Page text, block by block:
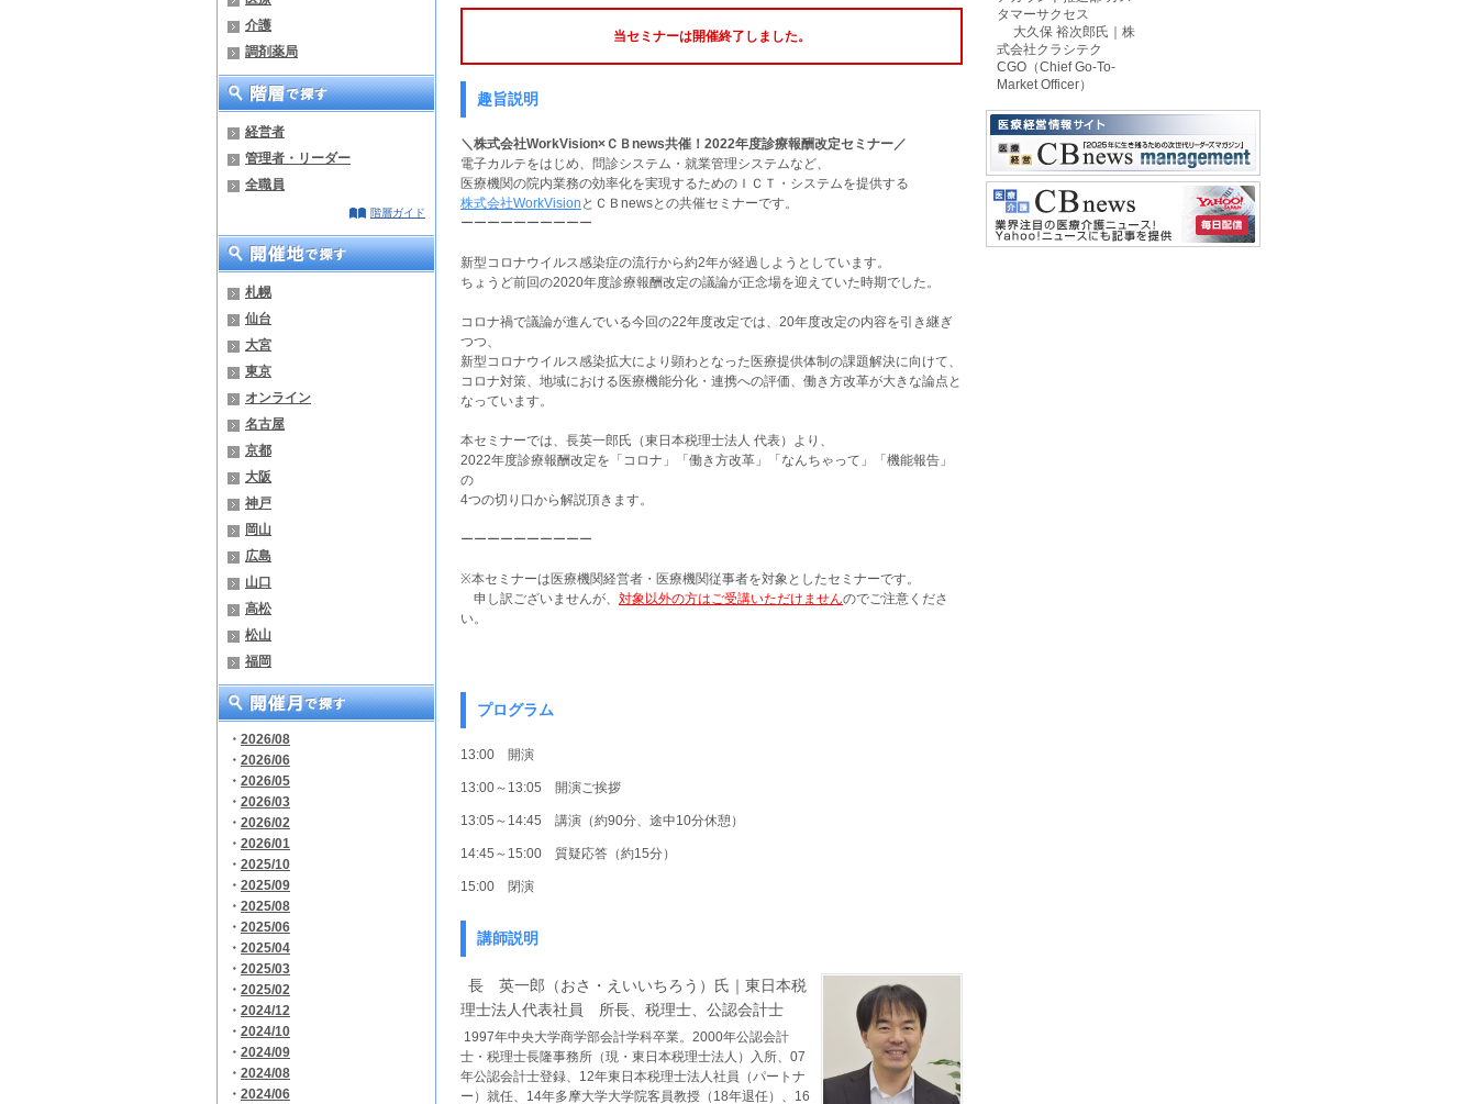
介護
調剤薬局
経営者
管理者・リーダー
全職員
階層ガイド
札幌
仙台
大宮
東京
オンライン
名古屋
京都
大阪
神戸
岡山
広島
山口
高松
松山
福岡
・ 2026/08
・ 2026/06
・ 2026/05
・ 2026/03
・ 2026/02
・ 2026/01
・ 2025/10
・ 2025/09
・ 2025/08
・ 2025/06
・ 2025/04
・ 2025/03
・ 2025/02
・ 2024/12
・ 2024/10
・ 2024/09
・ 2024/08
・ 2024/06
当セミナーは開催終了しました。
趣旨説明
＼株式会社WorkVision×ＣＢnews共催！2022年度診療報酬改定セミナー／
電子カルテをはじめ、問診システム・就業管理システムなど、
医療機関の院内業務の効率化を実現するためのＩＣＴ・ システムを提供する
株式会社WorkVision とＣＢ newsとの共催セミナーです。
ーーーーーーーーーー
新型コロナウイルス感染症の流行から約2年が経過しようとしています。
ちょうど前回の2020年度診療報酬改定の議論が正念場を迎えていた時期でした。
コロナ禍で議論が進んでいる今回の22年度改定では、20年度改定の内容を引き継ぎ
つつ、
新型コロナウイルス感染拡大により顕わとなった医療提供体制の課題解決に向けて、
コロナ対策、地域における医療機能分化・連携への評価、働き方改革が大きな論点と
なっています。
本セミナーでは、長英一郎氏（東日本税理士法人 代表）より、
2022年度診療報酬改定を「コロナ」「働き方改革」「なんちゃって」「機能報告」
の
4つの切り口から解説頂きます。
ーーーーーーーーーー
※本セミナーは医療機関経営者・医療機関従事者を対象としたセミナーです。
申し訳ございませんが、 対象以外の方はご受講いただけませんのでご注意くださ
い。
プログラム
13:00 開演
13:00～13:05 開演ご挨拶
13:05～14:45 講演（約90分、途中10分休憩）
14:45～15:00 質疑応答（約15分）
15:00 閉演
講師説明
長 英一郎（おさ・えいいちろう）氏｜東日本税
理士法人代表社員 所長、税理士、公認会計士
1997年中央大学商学部会計学科卒業。2000年公認会計
士・税理士長隆事務所（現・東日本税理士法人）入所、07
年公認会計士登録、12年東日本税理士法人社員（パートナ
ー）就任、14年多摩大学大学院客員教授（18年退任）、16
タマーサクセス
大久保 裕次郎氏｜株
式会社クラシテク
CGO（Chief Go-To-
Market Officer）